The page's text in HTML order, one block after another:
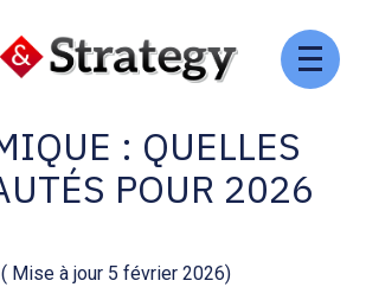
conseil
humaines
: ISuite
comptabilité :
:
: QUELLES
POUR 2026
( Mise à jour 5 février 2026)